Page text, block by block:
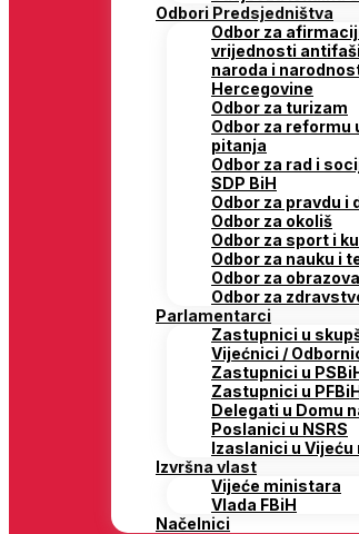
Odbori Predsjedništva
Odbor za
vrijednosti
naroda i
Hercegovine
Odbor za turizam
Odbor za reformu
pitanja
Odbor za rad i
SDP BiH
Odbor za pravdu i
Odbor za okoliš
Odbor za sport i
Odbor za nauku i
Odbor za
Odbor za
Parlamentarci
Zastupnici u
Vijećnici /
Zastupnici u
Zastupnici u
Delegati u Domu
Poslanici u NSRS
Izaslanici u Vijeću
Izvršna vlast
Vijeće ministara
Vlada FBiH
Načelnici